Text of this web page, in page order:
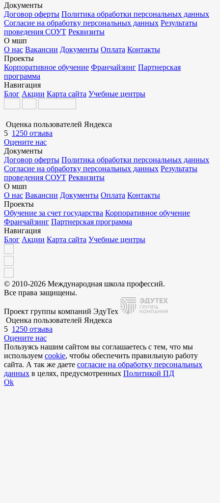
Документы
Договор оферты Политика обработки персональных данных
Согласие на обработку персональных данных Результаты
проведения СОУТ Реквизиты
О мшп
О нас Вакансии Документы Оплата Контакты
Проекты
Корпоративное обучение Франчайзинг Партнерская
программа
Навигация
Блог Акции Карта сайта Учебные центры
Оценка пользователей Яндекса
5 1250 отзыва
Оцените нас
Документы
Договор оферты Политика обработки персональных данных
Согласие на обработку персональных данных Результаты
проведения СОУТ Реквизиты
О мшп
О нас Вакансии Документы Оплата Контакты
Проекты
Обучение за счет государства Корпоративное обучение
Франчайзинг Партнерская программа
Навигация
Блог Акции Карта сайта Учебные центры
© 2010-2026 Международная школа профессий.
Все права защищены.
Проект группы компаний ЭдуТех
Оценка пользователей Яндекса
5 1250 отзыва
Оцените нас
Пользуясь нашим сайтом вы соглашаетесь с тем, что мы
используем cookie, чтобы обеспечить правильную работу
сайта. А так же даете согласие на обработку персональных
данных в целях, предусмотренных Политикой ПД
Ok